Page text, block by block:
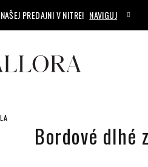
PREDAJNI V NITRE! NAVIGUJ
Bordové dlhé